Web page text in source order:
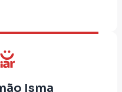
salários;
à corrupção!
Isma